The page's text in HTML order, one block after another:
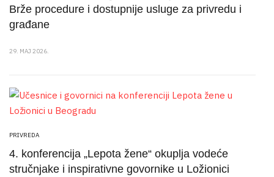
Brže procedure i dostupnije usluge za privredu i
građane
29. MAJ 2026.
PRIVREDA
4. konferencija „Lepota žene“ okuplja vodeće
stručnjake i inspirativne govornike u Ložionici